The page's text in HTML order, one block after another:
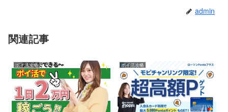
admin
関連記事
ポイ活攻略 ポイ活攻略